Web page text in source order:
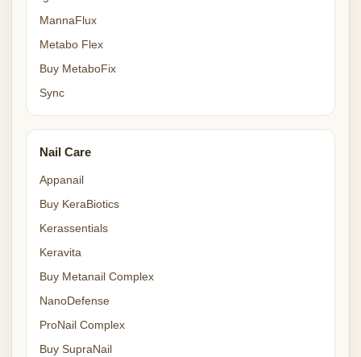
MannaFlux
Metabo Flex
Buy MetaboFix
Sync
Nail Care
Appanail
Buy KeraBiotics
Kerassentials
Keravita
Buy Metanail Complex
NanoDefense
ProNail Complex
Buy SupraNail